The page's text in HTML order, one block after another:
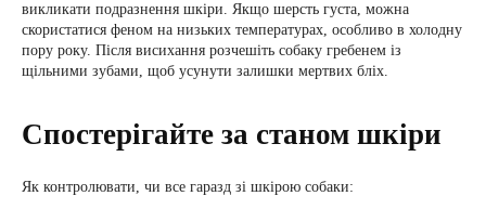
викликати подразнення шкіри. Якщо шерсть густа, можна
скористатися феном на низьких температурах, особливо в холодну
пору року. Після висихання розчешіть собаку гребенем із
щільними зубами, щоб усунути залишки мертвих бліх.
Спостерігайте за станом шкіри
Як контролювати, чи все гаразд зі шкірою собаки: